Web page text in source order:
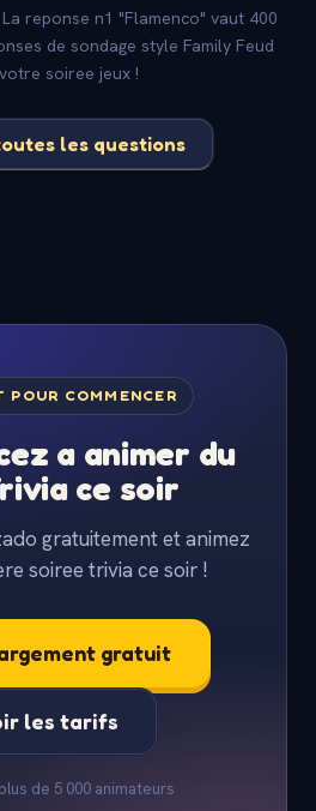
reponse n1 "Flamenco" vaut 400
de sondage style Family Feud
soiree jeux !
les questions
POUR COMMENCER
a animer du
ce soir
gratuitement et animez
soiree trivia ce soir !
gratuit
les tarifs
de 5 000 animateurs